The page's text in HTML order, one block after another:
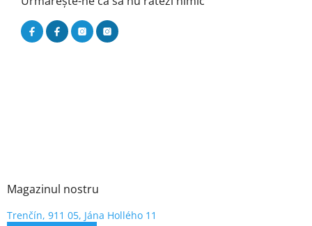
Magazinul nostru
Trenčín, 911 05, Jána Hollého 11